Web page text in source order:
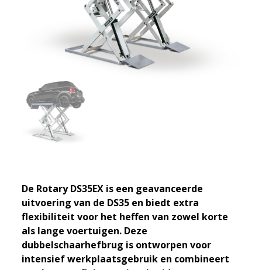
De Rotary DS35EX is een geavanceerde
uitvoering van de DS35 en biedt extra
flexibiliteit voor het heffen van zowel korte
als lange voertuigen. Deze
dubbelschaarhefbrug is ontworpen voor
intensief werkplaatsgebruik en combineert